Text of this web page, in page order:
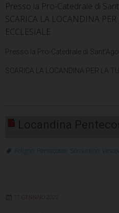
Presso la Pro-Catedrale di
SCARICA LA LOCANDINA PER
ECCLESIALE
Presso la Pro-Catedrale di
SCARICA LA LOCANDINA PER LA
Foligno Pentecoste Sorrentino
17 GENNAIO 2022